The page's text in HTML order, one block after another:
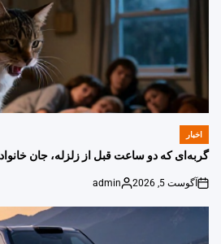
POSTED
IN
اخبار
گربه‌ای که دو ساعت قبل از زلزله، جان
on
آگوست 5, 2026
Posted
admin